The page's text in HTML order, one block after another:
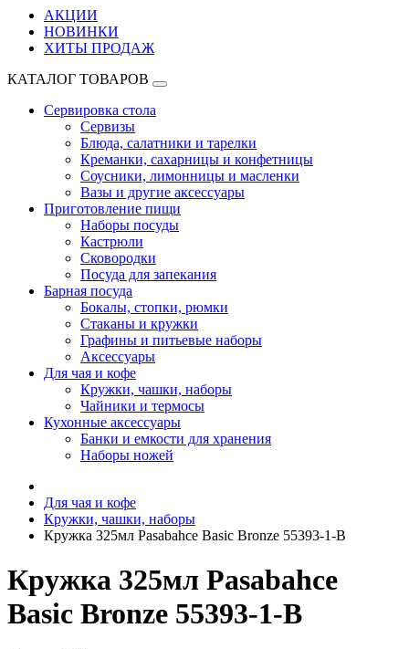
АКЦИИ
НОВИНКИ
ХИТЫ ПРОДАЖ
КАТАЛОГ ТОВАРОВ
Сервировка стола
Сервизы
Блюда, салатники и тарелки
Креманки, сахарницы и конфетницы
Соусники, лимонницы и масленки
Вазы и другие аксессуары
Приготовление пищи
Наборы посуды
Кастрюли
Сковородки
Посуда для запекания
Барная посуда
Бокалы, стопки, рюмки
Стаканы и кружки
Графины и питьевые наборы
Аксессуары
Для чая и кофе
Кружки, чашки, наборы
Чайники и термосы
Кухонные аксессуары
Банки и емкости для хранения
Наборы ножей
Для чая и кофе
Кружки, чашки, наборы
Кружка 325мл Pasabahce Basic Bronze 55393-1-B
Кружка 325мл Pasabahce
Basic Bronze 55393-1-B